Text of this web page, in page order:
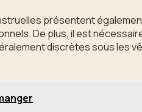
présentent
De plus, il est
discrètes sous